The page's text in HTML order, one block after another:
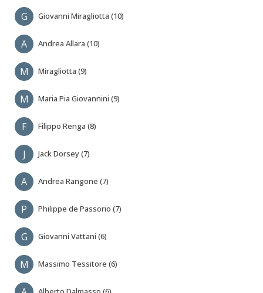
G Giovanni Miragliotta (10)
A Andrea Allara (10)
M Miragliotta (9)
M Maria Pia Giovannini (9)
F Filippo Renga (8)
J Jack Dorsey (7)
A Andrea Rangone (7)
P Philippe de Passorio (7)
G Giovanni Vattani (6)
M Massimo Tessitore (6)